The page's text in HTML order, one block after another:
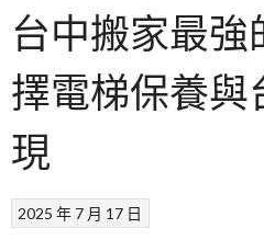
台中搬家最
擇電梯保養與
現
2025 年 7 月 17 日